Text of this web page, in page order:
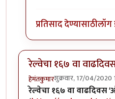
प्रतिसाद देण्यासाठीलॉग
रेल्वेचा १६७ वा
हेमंतकुमारशुक्रवार, 17/04/2020
रेल्वेचा १६७ वा वाढदिवस